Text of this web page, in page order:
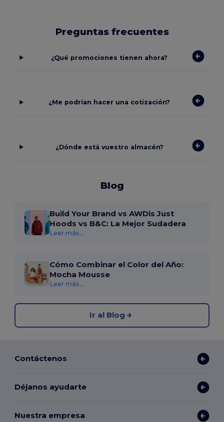
Preguntas frecuentes
¿Qué promociones tienen ahora?
¿Me podrían hacer una cotización?
¿Dónde está vuestro almacén?
Blog
Build Your Brand vs AWDis Just
Hoods vs B&C: La Mejor Sudadera
Leer más...
Cómo Combinar el Color del Año:
Mocha Mousse
Leer más...
Ir al Blog
Contáctenos
Déjanos ayudarte
Nuestra empresa